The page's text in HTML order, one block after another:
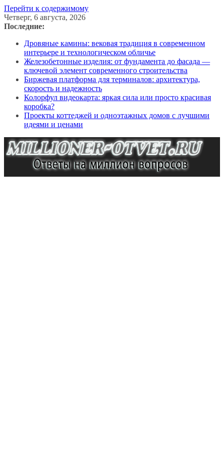
Перейти к содержимому
Четверг, 6 августа, 2026
Последние:
Дровяные камины: вековая традиция в современном
интерьере и технологическом обличье
Железобетонные изделия: от фундамента до фасада —
ключевой элемент современного строительства
Биржевая платформа для терминалов: архитектура,
скорость и надежность
Колорфул видеокарта: яркая сила или просто красивая
коробка?
Проекты коттеджей и одноэтажных домов с лучшими
идеями и ценами